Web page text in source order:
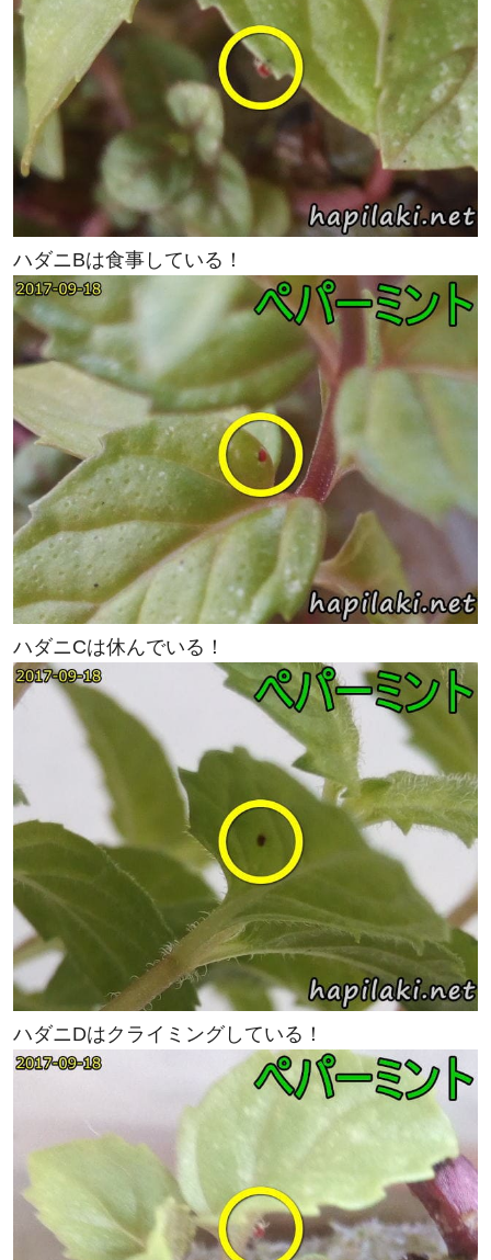
ハダニBは食事している！
ハダニCは休んでいる！
ハダニDはクライミングしている！